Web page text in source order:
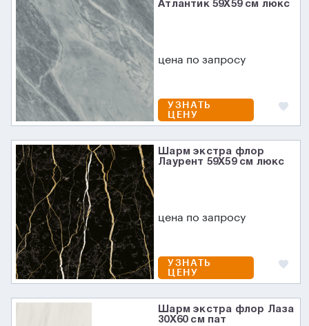
Атлантик 59X59 см люкс
цена по запросу
УЗНАТЬ
ЦЕНУ
Шарм экстра флор
Лаурент 59X59 см люкс
цена по запросу
УЗНАТЬ
ЦЕНУ
Шарм экстра флор Лаза
30X60 см пат